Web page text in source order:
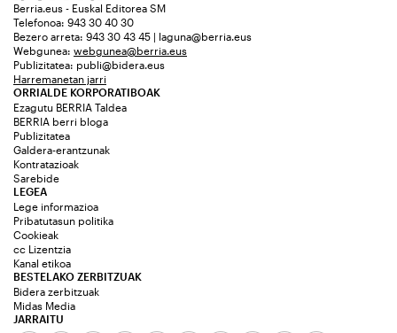
Berria.eus - Euskal Editorea SM
Telefonoa: 943 30 40 30
Bezero arreta: 943 30 43 45 | laguna@berria.eus
Webgunea: webgunea@berria.eus
Publizitatea: publi@bidera.eus
Harremanetan jarri
ORRIALDE KORPORATIBOAK
Ezagutu BERRIA Taldea
BERRIA berri bloga
Publizitatea
Galdera-erantzunak
Kontratazioak
Sarebide
JARRAITU
LEGEA
Lege informazioa
Pribatutasun politika
Cookieak
cc Lizentzia
Kanal etikoa
BESTELAKO ZERBITZUAK
Bidera zerbitzuak
Midas Media